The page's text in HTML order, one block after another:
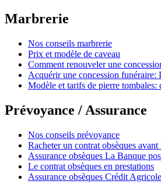
Marbrerie
Nos conseils marbrerie
Prix et modèle de caveau
Comment renouveler une
Acquérir une concession funéraire:
Modèle et tarifs de pierre tombales:
Prévoyance / Assurance
Nos conseils prévoyance
Racheter un contrat obsèques
Assurance obsèques La Banque
Le contrat obsèques en prestations
Assurance obsèques Crédit Agricole